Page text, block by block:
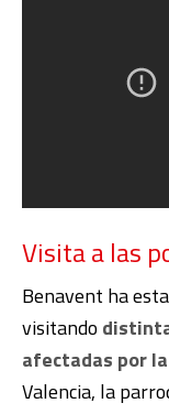
Visita a las
Benavent ha
visitando
afectadas por la
Valencia, la